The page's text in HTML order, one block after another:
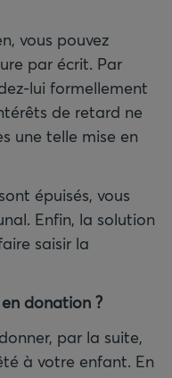
vous pouvez
par écrit. Par
lui formellement
de retard ne
une telle mise en
épuisés, vous
Enfin, la solution
saisir la
donation ?
par la suite,
à votre enfant. En